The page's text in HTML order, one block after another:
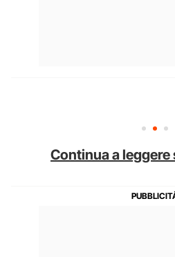
Continua a leggere